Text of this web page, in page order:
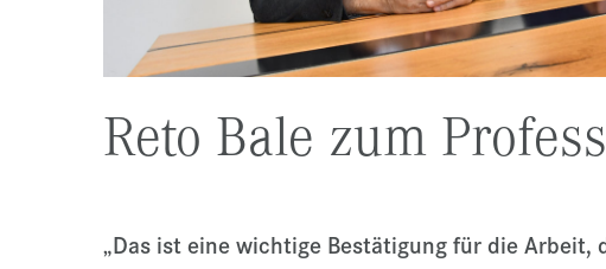
Reto Bale zum
„Das ist eine wichtige Bestätigung für die Arbeit,